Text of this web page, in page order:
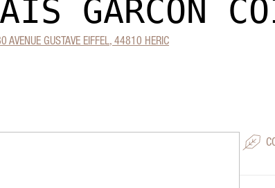
GARCON
AVENUE GUSTAVE EIFFEL, 44810 HERIC